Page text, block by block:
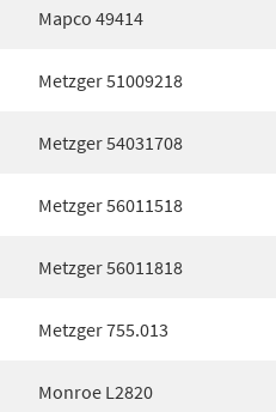
Mapco 49414
Metzger 51009218
Metzger 54031708
Metzger 56011518
Metzger 56011818
Metzger 755.013
Monroe L2820